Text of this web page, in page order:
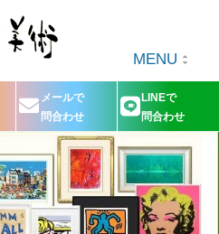
MENU
メールで
問合わせ
LINEで
問合わせ